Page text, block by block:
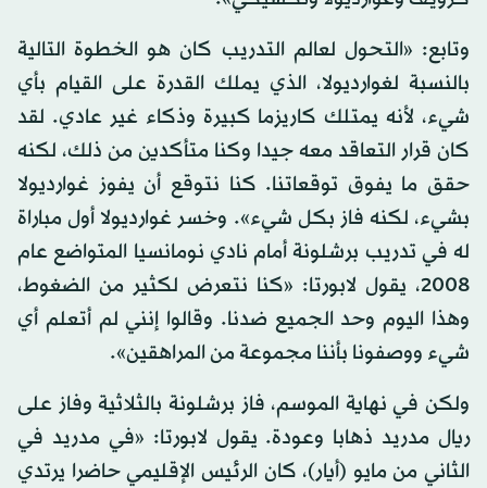
وتابع: «التحول لعالم التدريب كان هو الخطوة التالية
بالنسبة لغوارديولا، الذي يملك القدرة على القيام بأي
شيء، لأنه يمتلك كاريزما كبيرة وذكاء غير عادي. لقد
كان قرار التعاقد معه جيدا وكنا متأكدين من ذلك، لكنه
حقق ما يفوق توقعاتنا. كنا نتوقع أن يفوز غوارديولا
بشيء، لكنه فاز بكل شيء». وخسر غوارديولا أول مباراة
له في تدريب برشلونة أمام نادي نومانسيا المتواضع عام
2008، يقول لابورتا: «كنا نتعرض لكثير من الضغوط،
وهذا اليوم وحد الجميع ضدنا. وقالوا إنني لم أتعلم أي
شيء ووصفونا بأننا مجموعة من المراهقين».
ولكن في نهاية الموسم، فاز برشلونة بالثلاثية وفاز على
ريال مدريد ذهابا وعودة. يقول لابورتا: «في مدريد في
الثاني من مايو (أيار)، كان الرئيس الإقليمي حاضرا يرتدي